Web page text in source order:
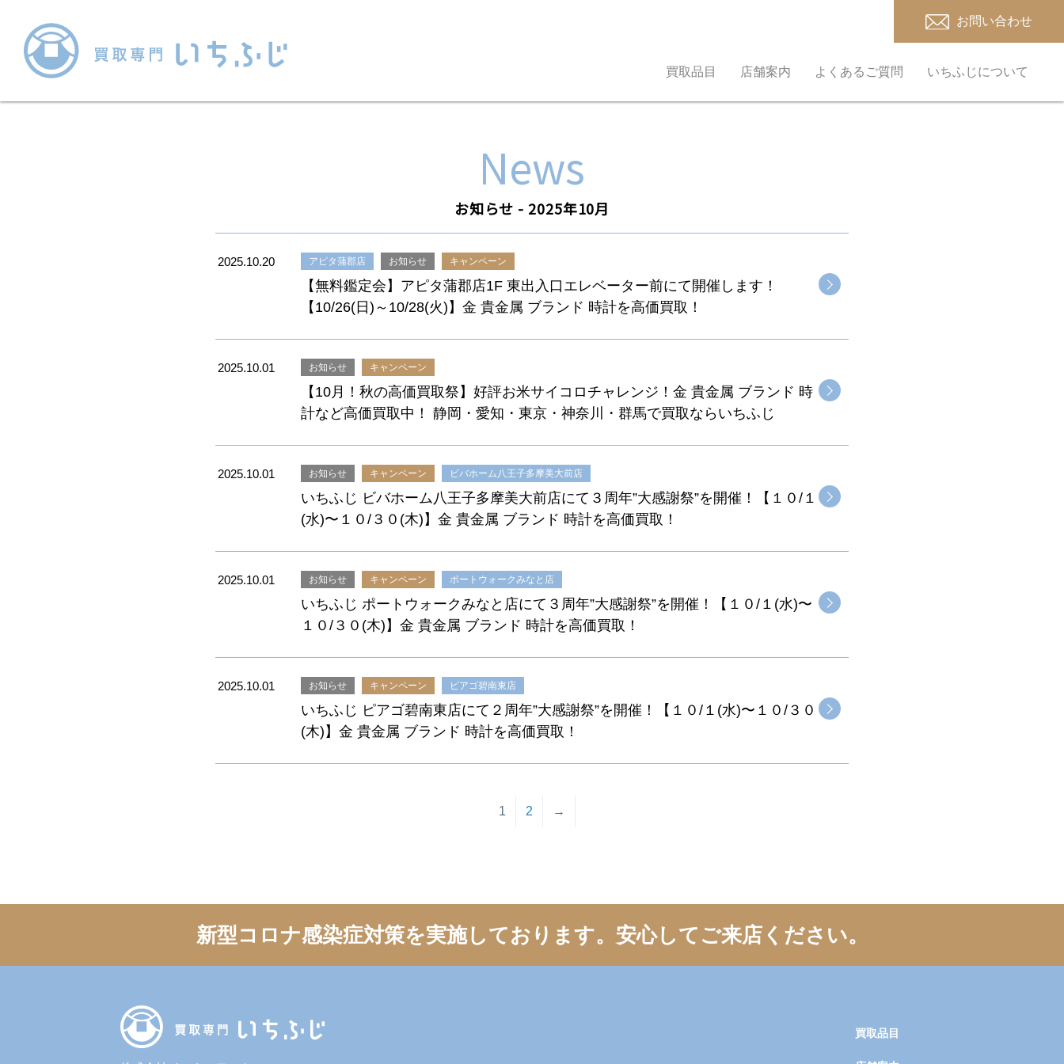
お問い合わせ
買取品目 店舗案内 よくあるご質問 いちふじについて
News
お知らせ - 2025年10月
2025.10.20 アピタ蒲郡店 お知らせ キャンペーン
【無料鑑定会】アピタ蒲郡店1F 東出入口エレベーター前にて開催します！
【10/26(日)～10/28(火)】金 貴金属 ブランド 時計を高価買取！
2025.10.01 お知らせ キャンペーン
【10月！秋の高価買取祭】好評お米サイコロチャレンジ！金 貴金属 ブランド 時
計など高価買取中！ 静岡・愛知・東京・神奈川・群馬で買取ならいちふじ
2025.10.01 お知らせ キャンペーン ビバホーム八王子多摩美大前店
いちふじ ビバホーム八王子多摩美大前店にて３周年”大感謝祭”を開催！【１０/１
(水)〜１０/３０(木)】金 貴金属 ブランド 時計を高価買取！
2025.10.01 お知らせ キャンペーン ポートウォークみなと店
いちふじ ポートウォークみなと店にて３周年”大感謝祭”を開催！【１０/１(水)〜
１０/３０(木)】金 貴金属 ブランド 時計を高価買取！
2025.10.01 お知らせ キャンペーン ピアゴ碧南東店
いちふじ ピアゴ碧南東店にて２周年”大感謝祭”を開催！【１０/１(水)〜１０/３０
(木)】金 貴金属 ブランド 時計を高価買取！
1 2 →
新型コロナ感染症対策を実施しております。 安心してご来店ください。
買取品目